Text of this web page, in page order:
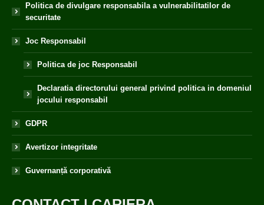
Politica de divulgare responsabila a vulnerabilitatilor de
securitate
Joc Responsabil
Politica de joc Responsabil
Declaratia directorului general privind politica in domeniul
jocului responsabil
GDPR
Avertizor integritate
Guvernanță corporativă